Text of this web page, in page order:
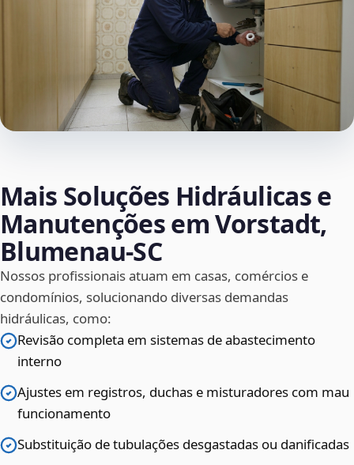
Mais Soluções Hidráulicas e
Manutenções em Vorstadt,
Blumenau‑SC
Nossos profissionais atuam em casas, comércios e
condomínios, solucionando diversas demandas
hidráulicas, como:
Revisão completa em sistemas de abastecimento
interno
Ajustes em registros, duchas e misturadores com mau
funcionamento
Substituição de tubulações desgastadas ou danificadas